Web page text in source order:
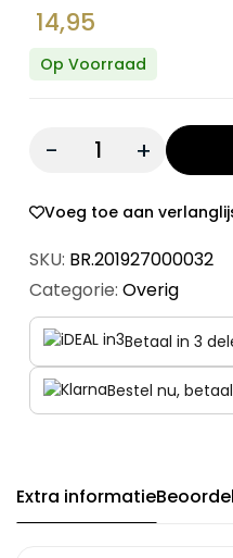
14,95
Op Voorraad
Quantity:
Voeg toe aan
SKU: BR.201927000032
Categorie: Overig
Betaal in 3
Bestel nu,
Extra informatie